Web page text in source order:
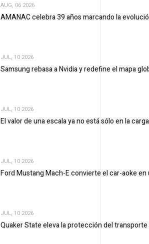
AUG, 06 2026
AMANAC celebra 39 años marcando la
JUL, 10 2026
Samsung rebasa a Nvidia y redefine el mapa
JUL, 10 2026
El valor de una escala ya no está sólo en la carga
JUL, 10 2026
Ford Mustang Mach-E convierte el car-aoke
JUL, 10 2026
Quaker State eleva la protección del